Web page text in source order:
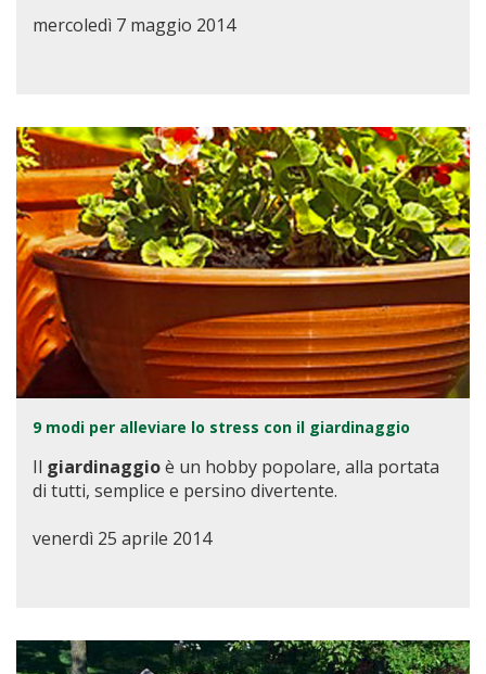
mercoledì 7 maggio 2014
9 modi per alleviare lo stress con il giardinaggio
Il giardinaggioè un hobby popolare, alla portata
di tutti, semplice e persino divertente.
venerdì 25 aprile 2014